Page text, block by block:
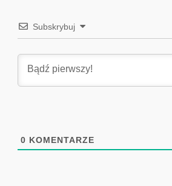
Subskrybuj
0 KOMENTARZE